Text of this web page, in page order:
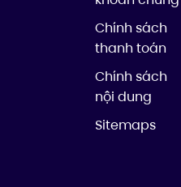
Chính sách
thanh toán
Chính sách
nội dung
Sitemaps